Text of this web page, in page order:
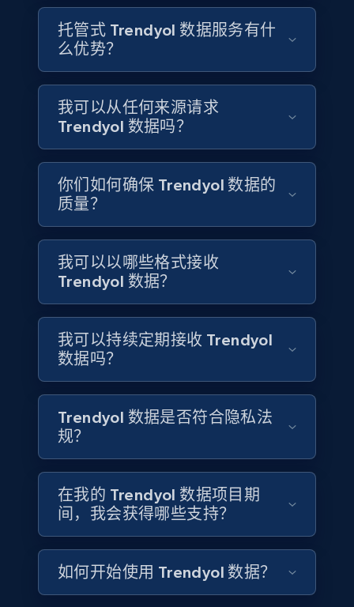
more.
Social media
4.5K+ 508+
Reddit- Posts
Post id, URL, User posted, Title, Description,
Num comments, Date posted, Community
name, and more.
Social media
4.5K+ 432+
Glassdoor companies overview information
ID, Company, Ratings overall, Details size,
Business Popular Enriched
托管式 Trendyol 数据服务有什
么优势？
我可以从任何来源请求
Trendyol 数据吗？
你们如何确保 Trendyol 数据的
质量？
我可以以哪些格式接收
Trendyol 数据？
我可以持续定期接收 Trendyol
数据吗？
Trendyol 数据是否符合隐私法
规？
在我的 Trendyol 数据项目期
间，我会获得哪些支持？
如何开始使用 Trendyol 数据？